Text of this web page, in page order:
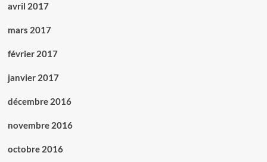
avril 2017
mars 2017
février 2017
janvier 2017
décembre 2016
novembre 2016
octobre 2016